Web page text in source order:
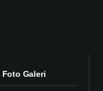
Foto Galeri